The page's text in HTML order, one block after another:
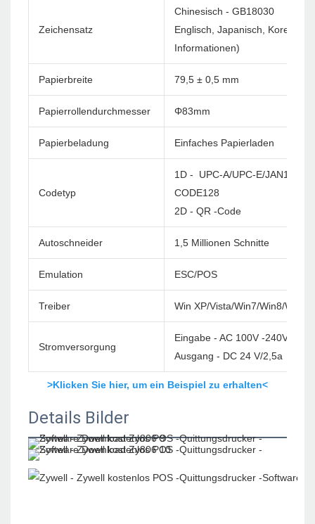
Zeichensatz
Chinesisch - GB18030
Englisch, Japanisch, Korea
Informationen)
Papierbreite 79,5 ± 0,5 mm
Papierrollendurchmesser Φ83mm
Papierbeladung Einfaches Papierladen
Codetyp
1D - UPC-A/UPC-E/
CODE128
2D - QR -Code
Autoschneider 1,5 Millionen Schnitte
Emulation ESC/POS
Treiber Win XP/Vista/Win7/Win8/
Stromversorgung
Eingabe - AC 100V -240V/60
Ausgang - DC 24 V/2,5a
>Klicken Sie hier, um ein Beispiel zu erhalten<
Details Bilder